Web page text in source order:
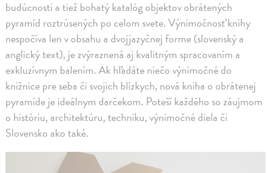
budúcnosti a tiež bohatý katalóg objektov obrátených
pyramíd roztrúsených po celom svete. Výnimočnosť knihy
nespočíva len v obsahu a dvojjazyčnej forme (slovenský a
anglický text), je zvýraznená aj kvalitným spracovaním a
exkluzívnym balením. Ak hľadáte niečo výnimočné do
knižnice pre seba či svojich blízkych, nová kniha o obrátenej
pyramíde je ideálnym darčekom. Poteší každého so záujmom
o históriu, architektúru, techniku, výnimočné diela či
Slovensko ako také.